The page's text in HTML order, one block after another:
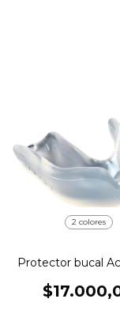
2 colores
Protector bucal